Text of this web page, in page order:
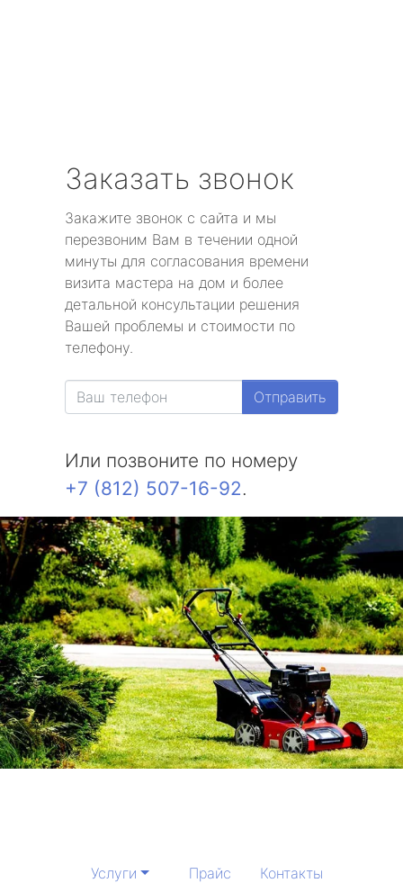
Заказать звонок
Закажите звонок с сайта и мы
перезвоним Вам в течении одной
минуты для согласования времени
визита мастера на дом и более
детальной консультации решения
Вашей проблемы и стоимости по
телефону.
Отправить
Или позвоните по номеру
+7 (812) 507-16-92.
Услуги Прайс Контакты